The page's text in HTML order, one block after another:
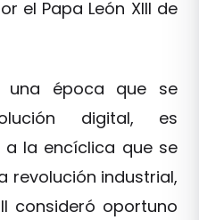
el Papa León XIII de
una época que se
digital, es
a la encíclica que se
revolución industrial,
consideró oportuno